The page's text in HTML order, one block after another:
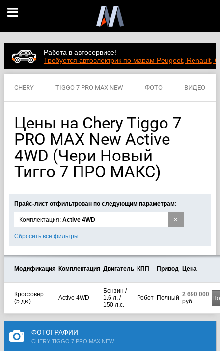
Работа в автосервисе!
Требуется автоэлектрик по марам Peugeot, Renault,
CHERY TIGGO 7 PRO MAX NEW ФОТО ВИДЕО
ХАРАКТЕРИСТИКИ
Цены на Chery Tiggo 7
PRO MAX New Active
4WD (Чери Новый
Тигго 7 ПРО МАКС)
Прайс-лист отфильтрован по следующим параметрам:
×
Комплектация: Active 4WD
Сбросить все фильтры
Модификация Комплектация Двигатель КПП Привод Цена
Кроссовер
(5 дв.)
Active 4WD
Бензин /
1.6 л. /
150 л.с.
Робот Полный 2 690 000
руб.
ФОТОГРАФИИ
CHERY TIGGO 7 PRO MAX NEW